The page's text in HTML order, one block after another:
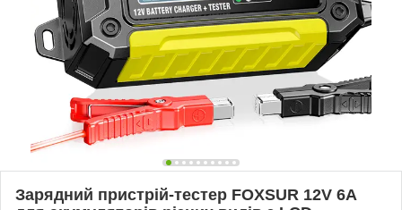
Зарядний пристрій-тестер FOXSUR 12V 6A